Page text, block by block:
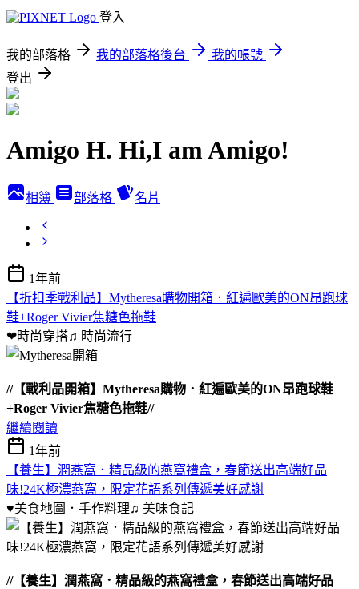
登入
我的部落格 我的部落格後台
我的帳號
登出
Amigo H. Hi,I am Amigo!
相簿 部落格 名片
1年前
【折扣季戰利品】Mytheresa購物開箱．紅遍歐美的ON昂跑球
鞋+Roger Vivier焦糖色拖鞋
❤時尚穿搭♫ 時尚流行
//【戰利品開箱】Mytheresa購物．紅遍歐美的ON昂跑球鞋
+Roger Vivier焦糖色拖鞋//
繼續閱讀
1年前
【養生】潤燕窩．精品級的燕窩禮盒，春節送出高端好品
味!24K極濃燕窩，限定花語系列傳遞美好感謝
♥美食地圖．手作料理♫ 美味食記
//【養生】潤燕窩．精品級的燕窩禮盒，春節送出高端好品